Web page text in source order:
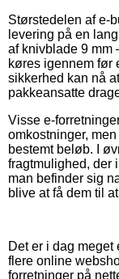
Størstedelen af e-
levering på en
af knivblade 9 mm
køres igennem før
sikkerhed kan nå
pakkeansatte
Visse e-
omkostninger,
bestemt beløb. I
fragtmulighed, der
man befinder sig
blive at få dem til
Det er i dag meget
flere online
forretninger på